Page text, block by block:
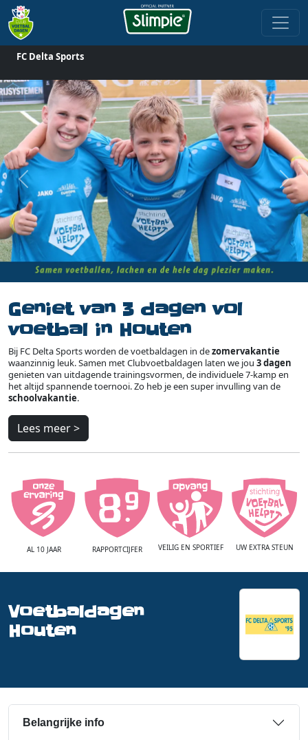
FC Delta Sports
Geniet van 3 dagen vol
voetbal in Houten
Bij FC Delta Sports worden de voetbaldagen in dezomervakantie
waanzinnig leuk. Samen met Clubvoetbaldagen laten we jou 3 dagen
genieten van uitdagende trainingsvormen, de individuele 7-kamp en
het altijd spannende toernooi. Zo heb je een super invulling van de
schoolvakantie.
Lees meer >
AL 10 JAAR RAPPORTCIJFER VEILIG EN SPORTIEF UW EXTRA STEUN
Voetbaldagen
Houten
Belangrijke info